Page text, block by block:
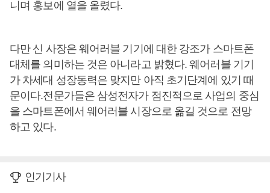
니며 홍보에 열을 올렸다.
다만 신 사장은 웨어러블 기기에 대한 강조가 스마트폰
대체를 의미하는 것은 아니라고 밝혔다. 웨어러블 기기
가 차세대 성장동력은 맞지만 아직 초기단계에 있기 때
문이다.전문가들은 삼성전자가 점진적으로 사업의 중심
을 스마트폰에서 웨어러블 시장으로 옮길 것으로 전망
하고 있다.
인기기사